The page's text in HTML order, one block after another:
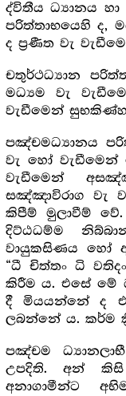
ද්විතීය ධ්‍යානය
පරිත්තාභයෙහි ද,
ද ප්‍රණීත වැ
චතුර්ථධ්‍යාන
මධ්‍යම වැ
වැඩීමෙන්
පඤ්චමධ්‍යානය
වැ හෝ වැඩීමෙන්
වැඩීමෙන්
සඤ්ඤාවිරාග වැ
කිපීම් මුලාවීම්
දිට්ඨධම්ම
වායුකසිණය හෝ
“ධී චිත්තං ධි
කිරීම ය. එසේ මේ
දී මියයන්නේ ද
ලබන්නේ ය. කර්ම
පඤ්චම
උපදිති. අන්
අනාගාමීන්ට